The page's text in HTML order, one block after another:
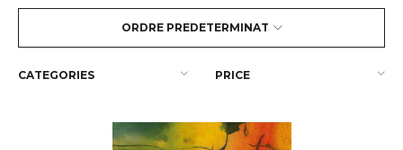
ORDRE PREDETERMINAT
CATEGORIES PRICE